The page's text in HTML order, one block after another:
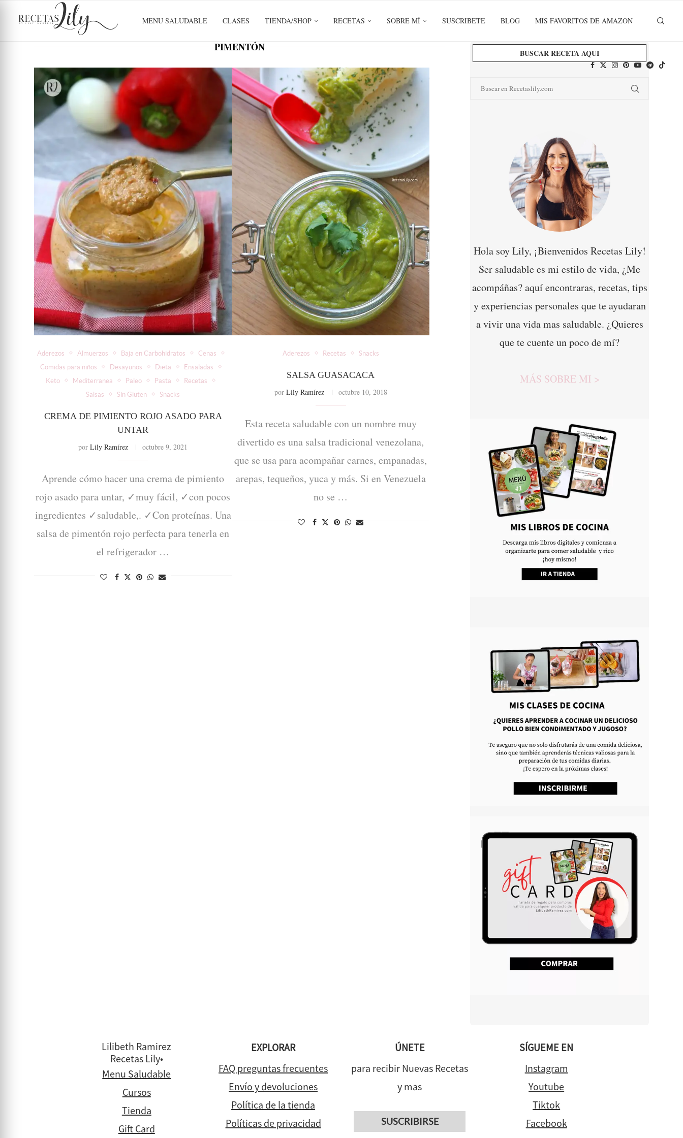
MENU SALUDABLE CLASES TIENDA/SHOP RECETAS SOBRE MÍ SUSCRIBETE BLOG MIS FAVORITOS DE AMAZON
PIMENTÓN
Aderezos Almuerzos Baja en Carbohidratos
Cenas
Comidas para niños
Desayunos Dieta
Ensaladas
Keto
Mediterranea Paleo Pasta
Recetas
Salsas
Sin Gluten Snacks
CREMA DE PIMIENTO ROJO ASADO PARA
UNTAR
porLily Ramírez octubre 9, 2021
Aprende cómo hacer una crema de pimiento
rojo asado para untar, ✓muy fácil, ✓con pocos
ingredientes ✓saludable,. ✓Con proteínas. Una
salsa de pimentón rojo perfecta para tenerla en
el refrigerador …
Aderezos Recetas Snacks
SALSA GUASACACA
por Lily Ramírez octubre 10, 2018
Esta receta saludable con un nombre muy
divertido es una salsa tradicional venezolana,
que se usa para acompañar carnes, empanadas,
arepas, tequeños, yuca y más. Si en Venezuela
no se …
BUSCAR RECETA AQUI
Hola soy Lily, ¡Bienvenidos Recetas Lily!
Ser saludable es mi estilo de vida, ¿Me
acompáñas? aquí encontraras, recetas, tips
y experiencias personales que te ayudaran
a vivir una vida mas saludable. ¿Quieres
que te cuente un poco de mí?
MÁS SOBRE MI >
Lilibeth Ramirez
Recetas Lily•
Menu Saludable
Cursos
Tienda
Gift Card
EXPLORAR
FAQ preguntas frecuentes
Envío y devoluciones
Política de la tienda
Políticas de privacidad
ÚNETE
para recibir Nuevas Recetas
y mas
SUSCRIBIRSE
SÍGUEME EN
Instagram
Youtube
Tiktok
Facebook